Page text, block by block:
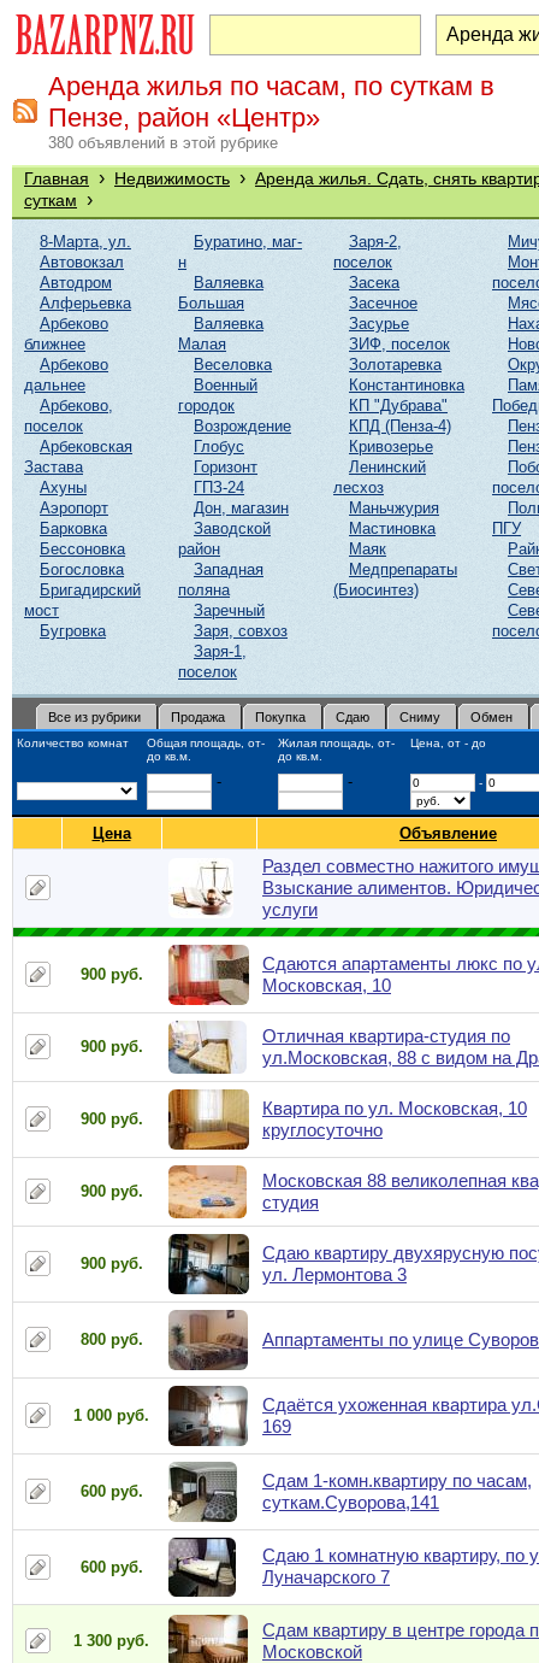
Аренда жилья по часам, по суткам в
Пензе, район «Центр»
380 объявлений в этой рубрике
Главная › Недвижимость › Аренда жилья. Сдать, снять
суткам ›
8-Марта, ул.
Автовокзал
Автодром
Алферьевка
Арбеково
ближнее
Арбеково
дальнее
Арбеково,
поселок
Арбековская
Застава
Ахуны
Аэропорт
Барковка
Бессоновка
Богословка
Бригадирский
мост
Бугровка
Буратино, маг-
н
Валяевка
Большая
Валяевка
Малая
Веселовка
Военный
городок
Возрождение
Глобус
Горизонт
ГПЗ-24
Дон, магазин
Заводской
район
Западная
поляна
Заречный
Заря, совхоз
Заря-1,
поселок
Заря-2,
поселок
Засека
Засечное
Засурье
ЗИФ, поселок
Золотаревка
Константиновка
КП "Дубрава"
КПД (Пенза-4)
Кривозерье
Ленинский
лесхоз
Маньчжурия
Мастиновка
Маяк
Медпрепараты
(Биосинтез)
ПГУ
Все из рубрики Продажа Покупка Сдаю Сниму Обмен
Количество комнат
Общая площадь, от-
до кв.м.
Жилая площадь, от-
до кв.м.
Цена, от - до
- - -
Цена Объявление
Раздел совместно нажитого
Взыскание алиментов.
услуги
900 руб.
Сдаются апартаменты люкс по
Московская, 10
900 руб.
Отличная квартира-студия по
ул.Московская, 88 с видом на
900 руб.
Квартира по ул. Московская, 10
круглосуточно
900 руб.
Московская 88 великолепная
студия
900 руб.
Сдаю квартиру двухярусную
ул. Лермонтова 3
800 руб. Аппартаменты по улице
1 000 руб.
Сдаётся ухоженная квартира
169
600 руб.
Сдам 1-комн.квартиру по часам,
суткам.Суворова,141
600 руб.
Сдаю 1 комнатную квартиру, по
Луначарского 7
1 300 руб.
Сдам квартиру в центре города
Московской